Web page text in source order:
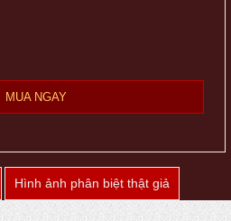
MUA NGAY
Hình ảnh phân biệt thật giả